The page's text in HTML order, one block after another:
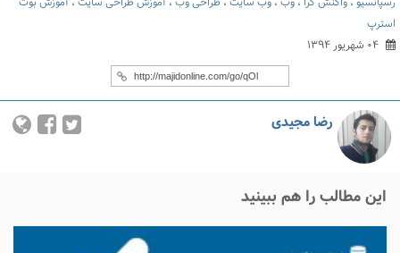
استرپ
۰۴ شهریور ۱۳۹۴
رضا مجیدی
این مطالب را هم ببینید